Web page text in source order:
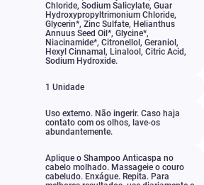
Chloride, Sodium Salicylate, Guar
Hydroxypropyltrimonium Chloride,
Glycerin*, Zinc Sulfate, Helianthus
Annuus Seed Oil*, Glycine*,
Niacinamide*, Citronellol , Geraniol ,
Hexyl Cinnamal , Linalool , Citric Acid,
Sodium Hydroxide.
1 Unidade
Uso externo. Não ingerir. Caso haja
contato com os olhos, lave-os
abundantemente.
Aplique o Shampoo Anticaspa no
cabelo molhado. Massageie o couro
cabeludo. Enxágue. Repita. Para